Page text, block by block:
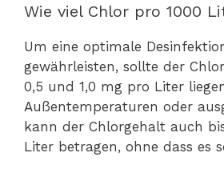
Wie viel Chlor pro 1000
Um eine optimale
gewährleisten, sollte der
0,5 und 1,0 mg pro Liter
Außentemperaturen oder
kann der Chlorgehalt auch
Liter betragen, ohne dass es